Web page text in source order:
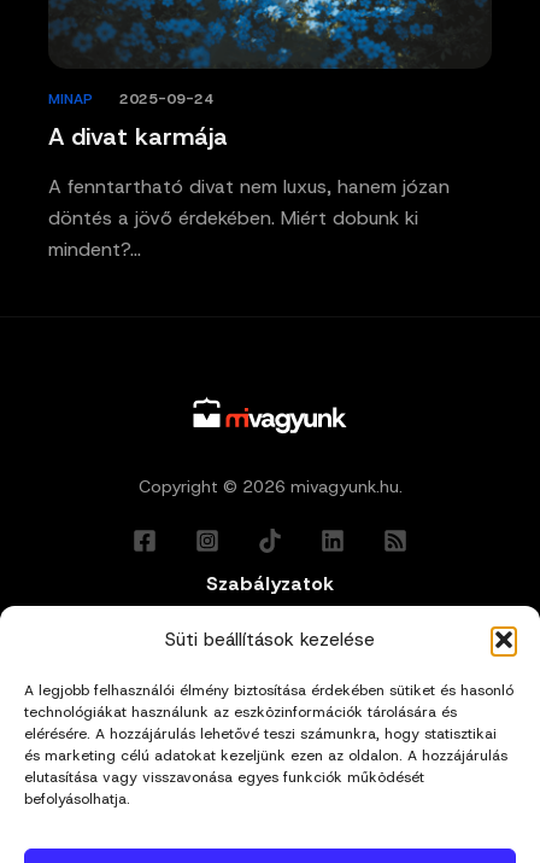
Süti beállítások kezelése
A legjobb felhasználói élmény biztosítása érdekében sütiket és hasonló
technológiákat használunk az eszközinformációk tárolására és
elérésére. A hozzájárulás lehetővé teszi számunkra, hogy statisztikai
és marketing célú adatokat kezeljünk ezen az oldalon. A hozzájárulás
elutasítása vagy visszavonása egyes funkciók működését
befolyásolhatja.
A divat karmája
MINAP 2025-09-24
A fenntartható divat nem luxus, hanem józan
döntés a jövő érdekében. Miért dobunk ki
mindent?…
Copyright © 2026 mivagyunk.hu.
Szabályzatok
Általános Felhasználási Feltételek
Adatkezelési Tájékoztató
Impresszum